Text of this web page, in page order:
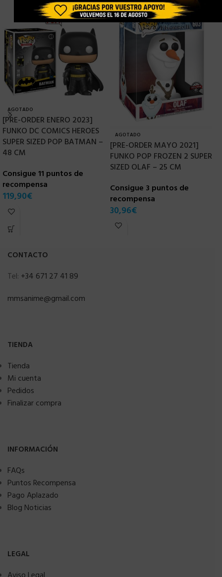
AGOTADO
[PRE-ORDER ENERO 2023]
FUNKO DC COMICS HEROES
SUPER SIZED POP BATMAN –
48 CM
Consigue 11 puntos de
recompensa
119,90€
AGOTADO
[PRE-ORDER MAYO 2021]
FUNKO POP FROZEN 2 SUPER
SIZED OLAF – 25 CM
Consigue 3 puntos de
recompensa
30,96€
CONTACTO
Tel: +34 671 27 41 89
mmsanime@gmail.com
TIENDA
Tienda
Mi cuenta
Pedidos
Finalizar compra
INFORMACIÓN
FAQs
Puntos Recompensa
Pago Aplazado
Blog Noticias
LEGAL